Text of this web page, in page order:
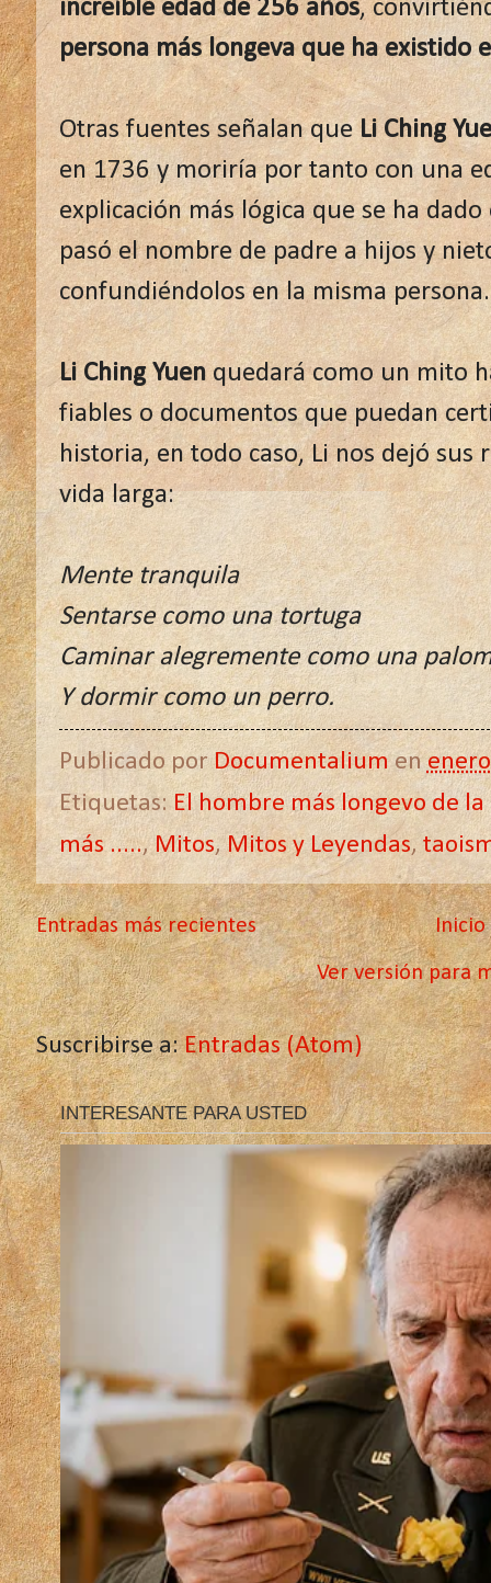
increíble edad de 256 años,
persona más longeva que ha existido
Otras fuentes señalan queLi Ching
en 1736 y moriría por tanto con una
explicación más lógica que se ha
pasó el nombre de padre a hijos y
confundiéndolos en la misma persona.
Li Ching Yuenquedará como un mito
fiables o documentos que puedan
historia, en todo caso, Li nos dejó sus
vida larga:
Mente tranquila
Sentarse como una tortuga
Caminar alegremente como una
Y dormir como un perro.
Publicado porDocumentaliumen
Etiquetas:El hombre más longevo de
más .....,Mitos,Mitos y Leyendas,
Entradas más recientes Inicio
Ver versión para
Suscribirse a:Entradas (Atom)